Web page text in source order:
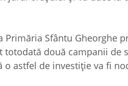
Sfântu Gheorghe
totodată două campanii de
astfel de investiție va fi